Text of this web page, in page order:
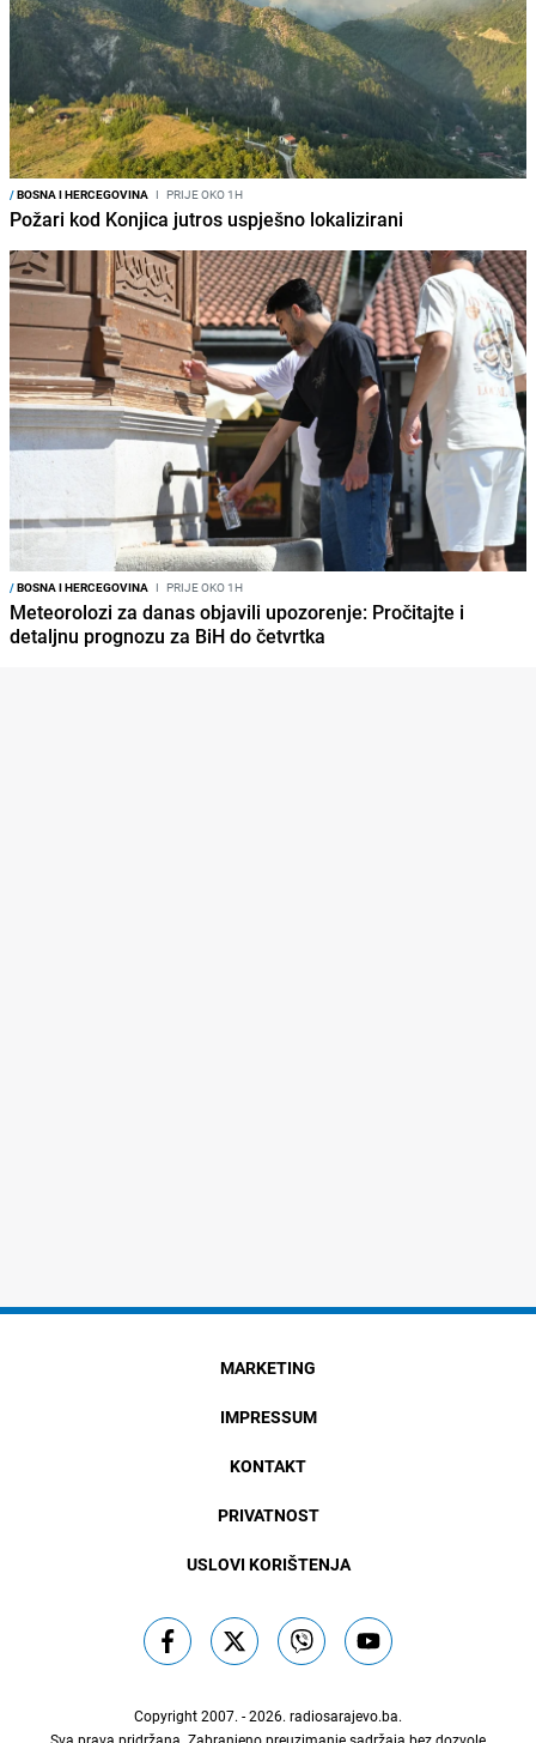
/BOSNA I HERCEGOVINA I PRIJE OKO 1H
Požari kod Konjica jutros uspješno lokalizirani
/BOSNA I HERCEGOVINA I PRIJE OKO 1H
Meteorolozi za danas objavili upozorenje: Pročitajte i
detaljnu prognozu za BiH do četvrtka
MARKETING
IMPRESSUM
KONTAKT
PRIVATNOST
USLOVI KORIŠTENJA
Copyright 2007. - 2026. radiosarajevo.ba.